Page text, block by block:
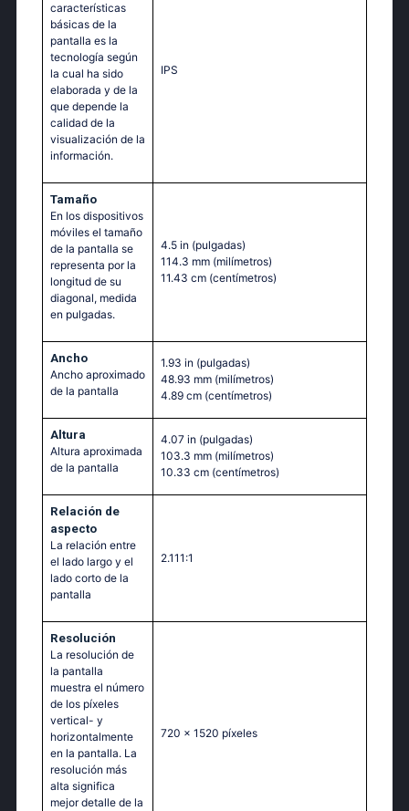
características
básicas de la
pantalla es la
tecnología según
la cual ha sido
elaborada y de la
que depende la
calidad de la
visualización de la
información.
IPS
Tamaño
En los dispositivos
móviles el tamaño
de la pantalla se
representa por la
longitud de su
diagonal, medida
en pulgadas.
4.5 in (pulgadas)
114.3 mm (milímetros)
11.43 cm (centímetros)
Ancho
Ancho aproximado
de la pantalla
1.93 in (pulgadas)
48.93 mm (milímetros)
4.89 cm (centímetros)
Altura
Altura aproximada
de la pantalla
4.07 in (pulgadas)
103.3 mm (milímetros)
10.33 cm (centímetros)
Relación de
aspecto
La relación entre
el lado largo y el
lado corto de la
pantalla
2.111:1
Resolución
La resolución de
la pantalla
muestra el número
de los píxeles
vertical- y
horizontalmente
en la pantalla. La
resolución más
alta significa
mejor detalle de la
720 x 1520 píxeles